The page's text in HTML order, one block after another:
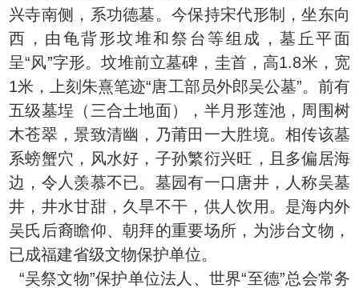
兴寺南侧，系功德墓。今保持宋代形制，坐东向
西，由龟背形坟堆和祭台等组成，墓丘平面
呈“风”字形。坟堆前立墓碑，圭首，高1.8米，宽
1米，上刻朱熹笔迹“唐工部员外郎吴公墓”。前有
五级墓埕（三合土地面），半月形莲池，周围树
木苍翠，景致清幽，乃莆田一大胜境。相传该墓
系螃蟹穴，风水好，子孙繁衍兴旺，且多偏居海
边，令人羡慕不已。墓园有一口唐井，人称吴墓
井，井水甘甜，久旱不干，供人饮用。是海内外
吴氏后裔瞻仰、朝拜的重要场所，为涉台文物，
已成福建省级文物保护单位。
“吴祭文物”保护单位法人、世界“至德”总会常务